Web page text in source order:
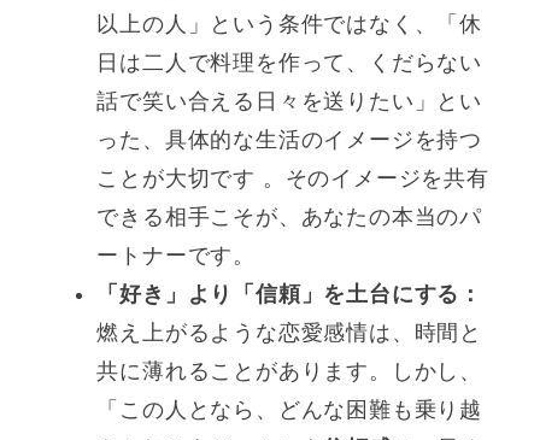
以上の人」という条件ではなく、「休
日は二人で料理を作って、くだらない
話で笑い合える日々を送りたい」とい
った、具体的な生活のイメージを持つ
ことが大切です 。そのイメージを共有
できる相手こそが、あなたの本当のパ
ートナーです。
「好き」より「信頼」を土台にする：
燃え上がるような恋愛感情は、時間と
共に薄れることがあります。しかし、
「この人となら、どんな困難も乗り越